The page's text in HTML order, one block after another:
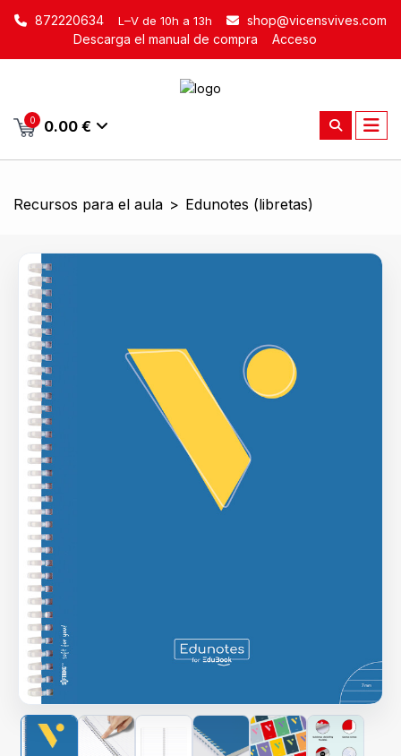
872220634 L–V de 10h a 13h
shop@vicensvives.com
Descarga el manual de compra
Acceso
0 0.00 €
Recursos para el aula > Edunotes (libretas)